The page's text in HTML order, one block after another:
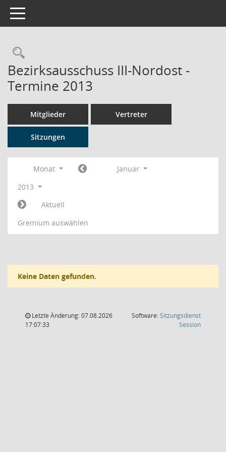
Toggle navigation
Rechercheauswahl
Bezirksausschuss III-Nordost -
Termine 2013
Mitglieder Vertreter
Sitzungen
Monat
Januar
2013
Aktuell
Gremium auswählen
Keine Daten gefunden.
Letzte Änderung: 07.08.2026
17:07:33
Software:Sitzungsdienst
Session(Wird in